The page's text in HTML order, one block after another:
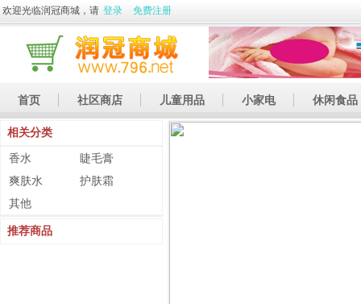
欢迎光临润冠商城，请 登录 免费注册
首页 社区商店 儿童用品 小家电 休闲食品
休闲娱乐 土特产
相关分类
香水
睫毛膏
爽肤水
护肤霜
其他
推荐商品